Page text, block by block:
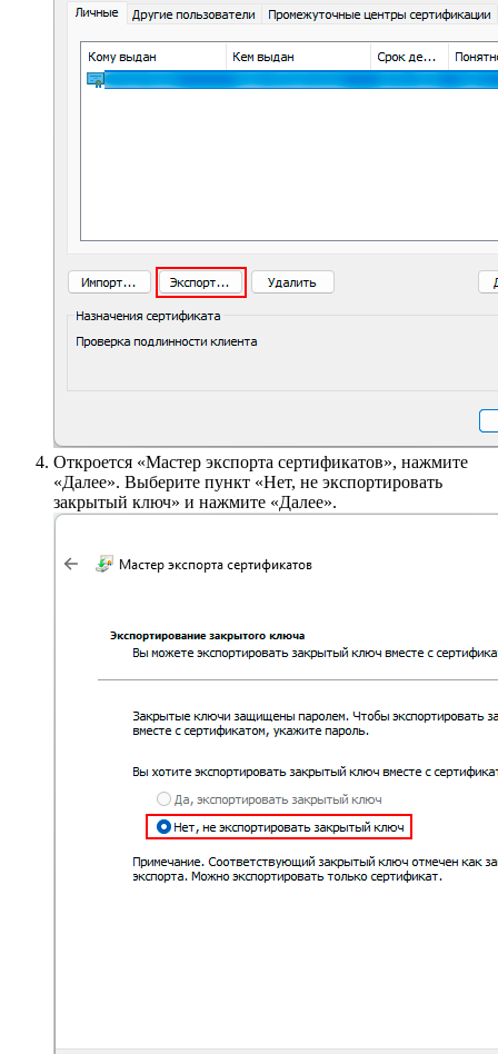
Откроется «Мастер экспорта сертификатов», нажмите
«Далее». Выберите пункт «Нет, не экспортировать
закрытый ключ» и нажмите «Далее».